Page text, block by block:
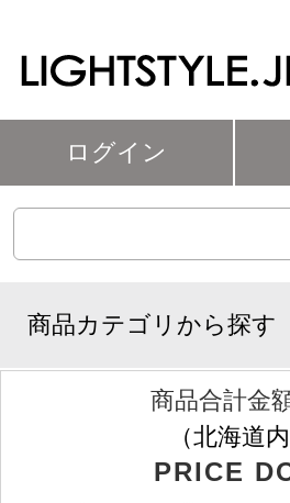
ログイン
商品カテゴリから探す
商品合計金
（北海道
PRICE